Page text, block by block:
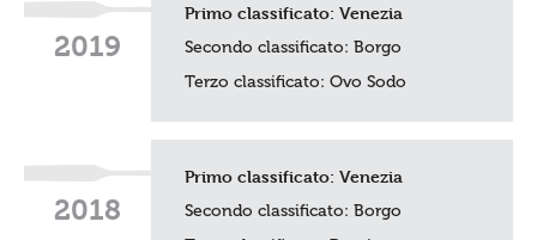
2019
Primo classificato:Venezia
Secondo classificato: Borgo
Terzo classificato:Ovo Sodo
2018
Primo classificato:Venezia
Secondo classificato: Borgo